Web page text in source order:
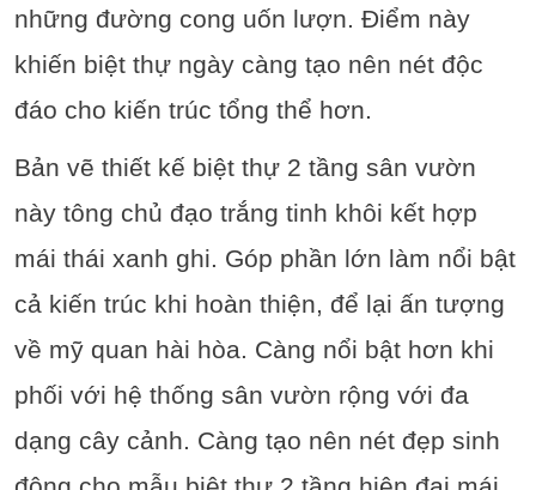
những đường cong uốn lượn. Điểm này
khiến biệt thự ngày càng tạo nên nét độc
đáo cho kiến trúc tổng thể hơn.
Bản vẽ thiết kế biệt thự 2 tầng sân vườn
này tông chủ đạo trắng tinh khôi kết hợp
mái thái xanh ghi. Góp phần lớn làm nổi bật
cả kiến trúc khi hoàn thiện, để lại ấn tượng
về mỹ quan hài hòa. Càng nổi bật hơn khi
phối với hệ thống sân vườn rộng với đa
dạng cây cảnh. Càng tạo nên nét đẹp sinh